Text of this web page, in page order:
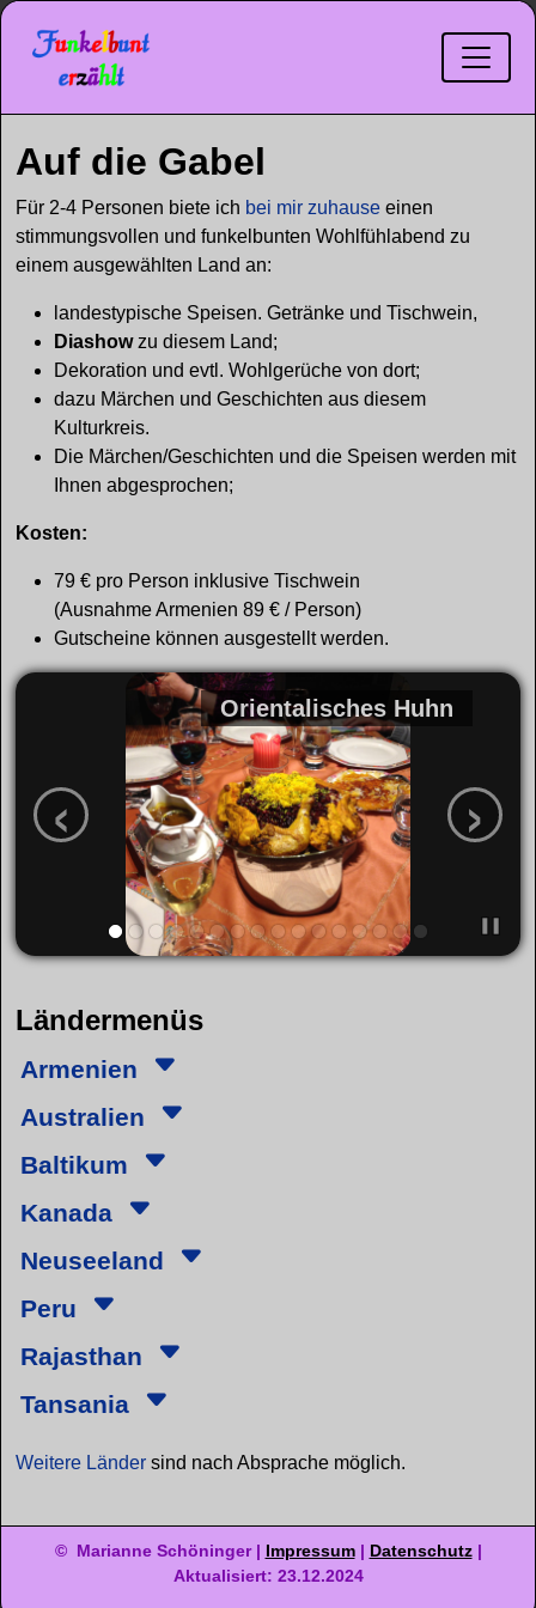
Auf die Gabel
Für 2-4 Personen biete ich bei mir zuhause einen
stimmungsvollen und funkelbunten Wohlfühlabend zu
einem ausgewählten Land an:
landestypische Speisen. Getränke und Tischwein,
Diashowzu diesem Land;
Dekoration und evtl. Wohlgerüche von dort;
dazu Märchen und Geschichten aus diesem
Kulturkreis.
Die Märchen/Geschichten und die Speisen werden mit
Ihnen abgesprochen;
Kosten:
79 € pro Person inklusive Tischwein
(Ausnahme Armenien 89 € / Person)
Gutscheine können ausgestellt werden.
Orientalisches Huhn
‹ ›
Ländermenüs
Armenien
Australien
Baltikum
Kanada
Neuseeland
Peru
Rajasthan
Tansania
Weitere Länder sind nach Absprache möglich.
© Marianne Schöninger | Impressum| Datenschutz|
Aktualisiert: 23.12.2024